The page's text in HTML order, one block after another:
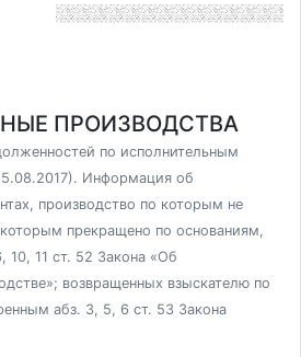
ПРОИЗВОДСТВА
по исполнительным
Информация об
производство по которым не
прекращено по основаниям,
10, 11 ст. 52 Закона «Об
возвращенных взыскателю по
абз. 3, 5, 6 ст. 53 Закона